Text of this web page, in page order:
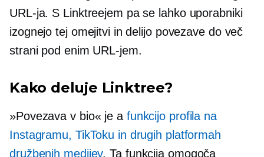
URL-ja. S Linktreejem pa se lahko uporabniki
izognejo tej omejitvi in ​​delijo povezave do več
strani pod enim URL-jem.
Kako deluje Linktree?
»Povezava v bio« je a funkcijo profila na
Instagramu, TikToku in drugih platformah
družbenih medijev. Ta funkcija omogoča